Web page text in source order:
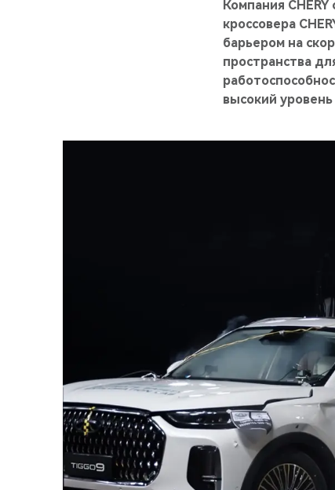
Компания
кроссовера
барьером на
пространства
высокий